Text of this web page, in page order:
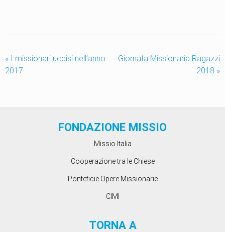
« I missionari uccisi nell’anno
2017
Giornata Missionaria Ragazzi
2018 »
FONDAZIONE MISSIO
Missio Italia
Cooperazione tra le Chiese
Ponteficie Opere Missionarie
CIMI
TORNA A